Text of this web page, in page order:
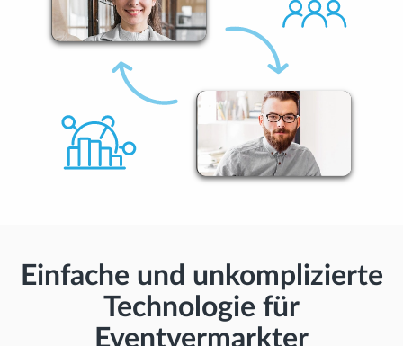
Einfache und unkomplizierte
Technologie für
Eventvermarkter